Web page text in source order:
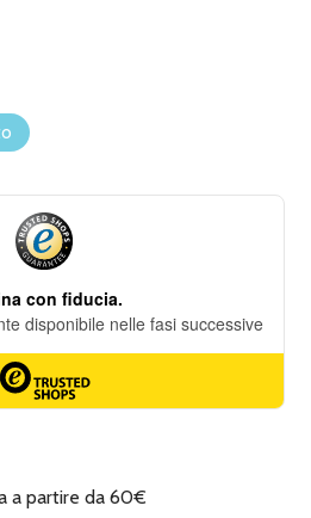
a partire da 60€